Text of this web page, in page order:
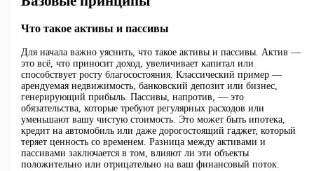
Что такое активы и пассивы
Для начала важно уяснить, что такое активы и пассивы. Актив —
это всё, что приносит доход, увеличивает капитал или
способствует росту благосостояния. Классический пример —
арендуемая недвижимость, банковский депозит или бизнес,
генерирующий прибыль. Пассивы, напротив, — это
обязательства, которые требуют регулярных расходов или
уменьшают вашу чистую стоимость. Это может быть ипотека,
кредит на автомобиль или даже дорогостоящий гаджет, который
теряет ценность со временем. Разница между активами и
пассивами заключается в том, влияют ли эти объекты
положительно или отрицательно на ваш финансовый поток.